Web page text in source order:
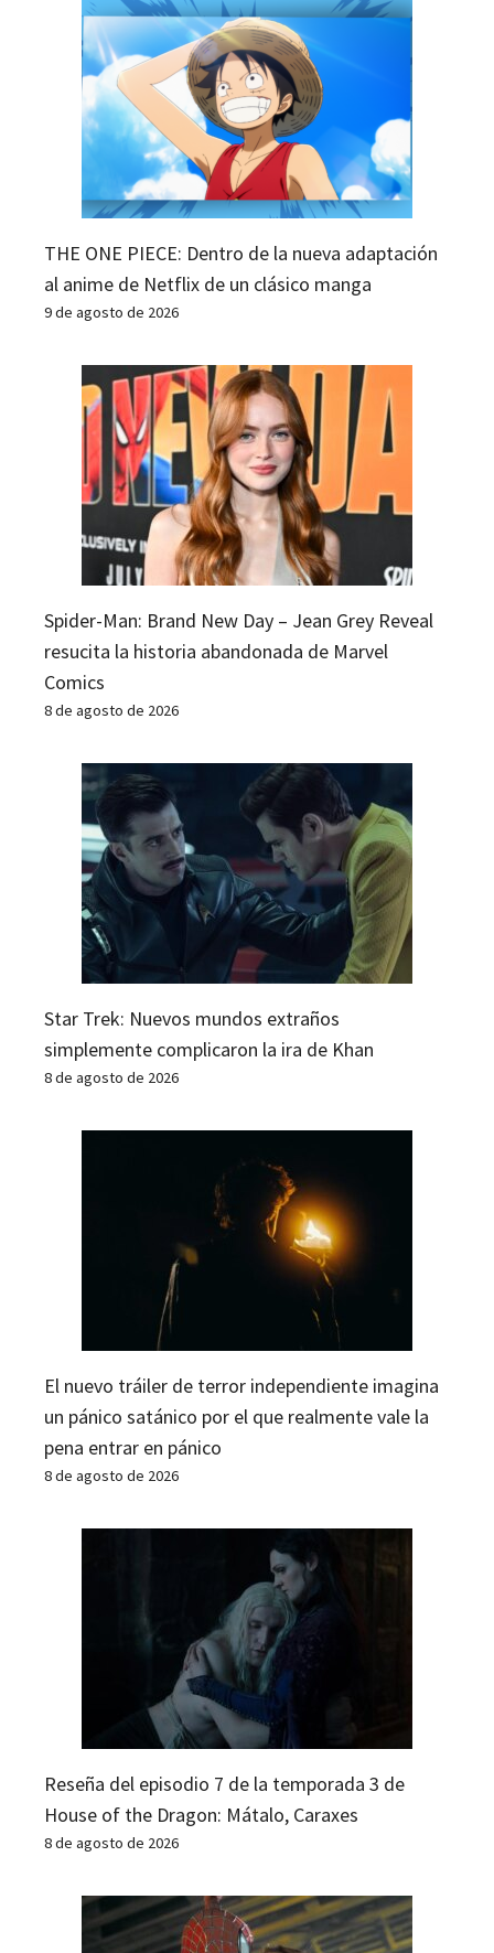
THE ONE PIECE: Dentro de la nueva adaptación
al anime de Netflix de un clásico manga
9 de agosto de 2026
Spider-Man: Brand New Day – Jean Grey Reveal
resucita la historia abandonada de Marvel
Comics
8 de agosto de 2026
Star Trek: Nuevos mundos extraños
simplemente complicaron la ira de Khan
8 de agosto de 2026
El nuevo tráiler de terror independiente imagina
un pánico satánico por el que realmente vale la
pena entrar en pánico
8 de agosto de 2026
Reseña del episodio 7 de la temporada 3 de
House of the Dragon: Mátalo, Caraxes
8 de agosto de 2026